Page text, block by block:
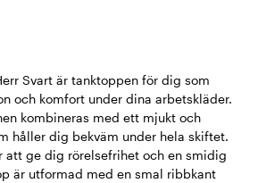
Svart är tanktoppen för dig som
och komfort under dina arbetskläder.
kombineras med ett mjukt och
håller dig bekväm under hela skiftet.
att ge dig rörelsefrihet och en smidig
är utformad med en smal ribbkant